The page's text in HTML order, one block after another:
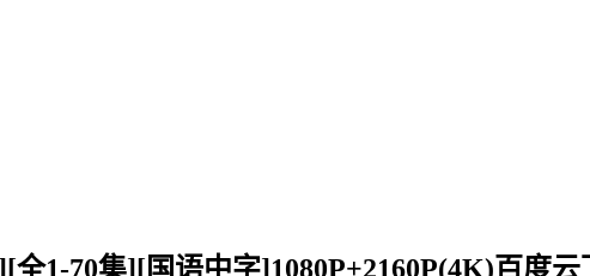
全1-70集][国语中字]1080P+2160P(4K)百度云